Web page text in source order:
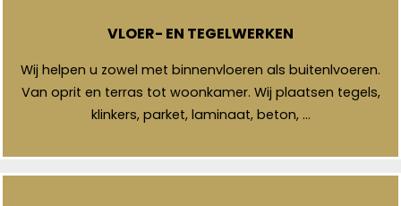
VLOER- EN TEGELWERKEN
Wij helpen u zowel met binnenvloeren als buitenlvoeren.
Van oprit en terras tot woonkamer. Wij plaatsen tegels,
klinkers, parket, laminaat, beton, …